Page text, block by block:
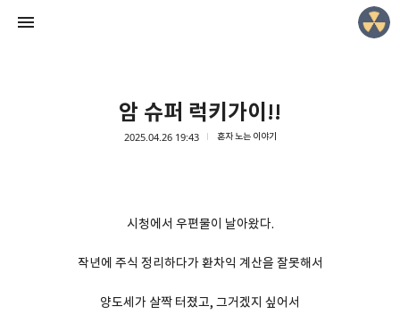
암 슈퍼 럭키가이!!
2025.04.26 19:43 혼자 노는 이야기
시청에서 우편물이 날아왔다.
작년에 주식 정리하다가 환차익 계산을 잘못해서
양도세가 살짝 터졌고, 그거겠지 싶어서
*슈니